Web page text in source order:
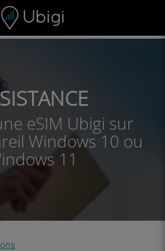
navigation
eSIM Ubigi sur
Windows 10 ou
11